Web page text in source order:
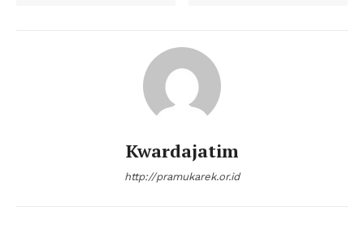
Kwardajatim
http://pramukarek.or.id